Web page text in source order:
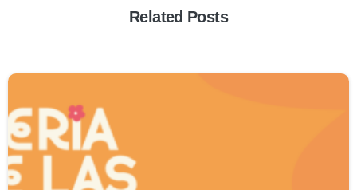
Related Posts